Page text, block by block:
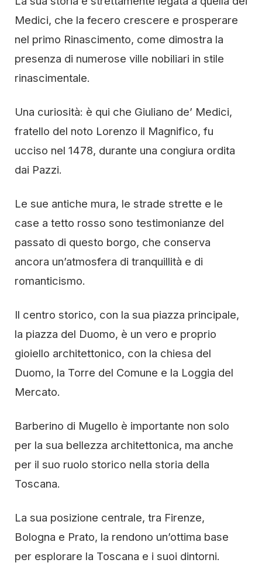
Medici, che la fecero crescere e prosperare
nel primo Rinascimento, come dimostra la
presenza di numerose ville nobiliari in stile
rinascimentale.
Una curiosità: è qui che Giuliano de’ Medici,
fratello del noto Lorenzo il Magnifico, fu
ucciso nel 1478, durante una congiura ordita
dai Pazzi.
Le sue antiche mura, le strade strette e le
case a tetto rosso sono testimonianze del
passato di questo borgo, che conserva
ancora un’atmosfera di tranquillità e di
romanticismo.
Il centro storico, con la sua piazza principale,
la piazza del Duomo, è un vero e proprio
gioiello architettonico, con la chiesa del
Duomo, la Torre del Comune e la Loggia del
Mercato.
Barberino di Mugello è importante non solo
per la sua bellezza architettonica, ma anche
per il suo ruolo storico nella storia della
Toscana.
La sua posizione centrale, tra Firenze,
Bologna e Prato, la rendono un’ottima base
per esplorare la Toscana e i suoi dintorni.